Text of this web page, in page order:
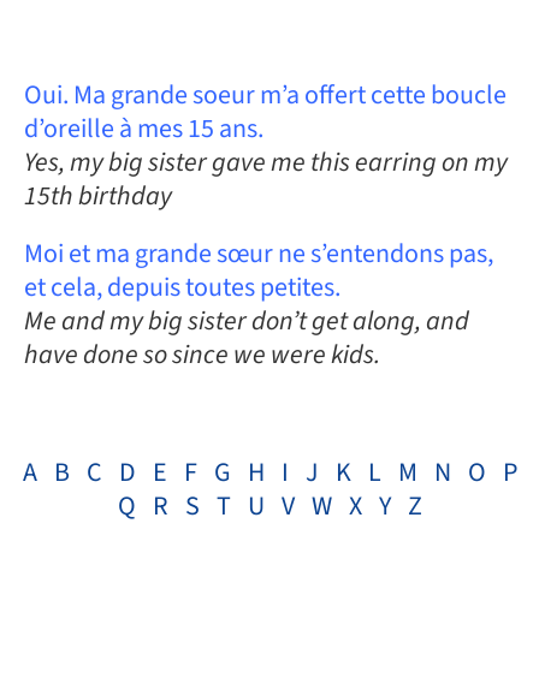
Oui. Ma grande soeur m’a offert cette boucle
d’oreille à mes 15 ans.
Yes, my big sister gave me this earring on my
15th birthday
Moi et ma grande sœur ne s’entendons pas,
et cela, depuis toutes petites.
Me and my big sister don’t get along, and
have done so since we were kids.
A B C D E F G H I J K L M N O P
Q R S T U V W X Y Z